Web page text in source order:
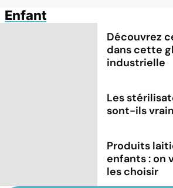
Enfant
Découvrez
dans cette
industrielle
Les
sont-ils
Produits
enfants : on
les choisir